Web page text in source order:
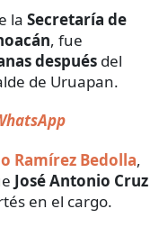
la Secretaría de
, fue
después del
de Uruapan.
Ramírez Bedolla,
José Antonio Cruz
en el cargo.